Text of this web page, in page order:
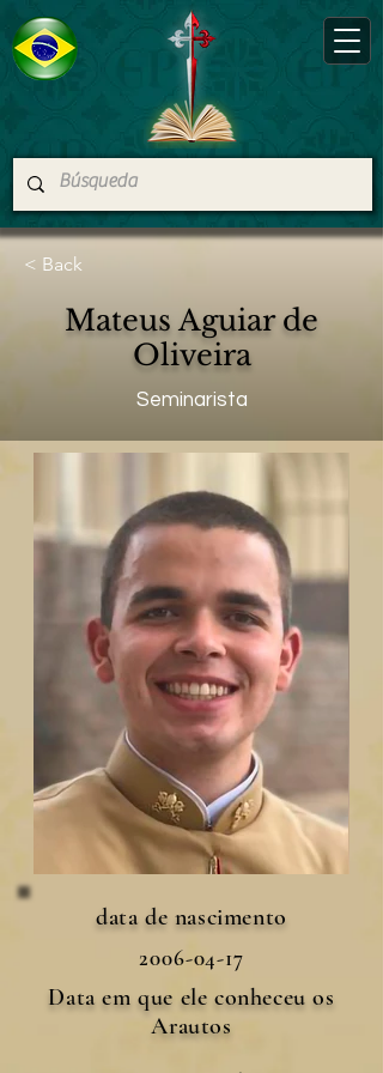
< Back
Mateus Aguiar de
Oliveira
Seminarista
data de nascimento
2006-04-17
Data em que ele conheceu os
Arautos